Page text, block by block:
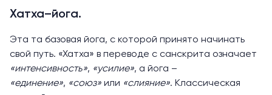
Хатха–йога.
Эта та базовая йога, с которой принято начинать
свой путь. «Хатха» в переводе с санскрита означает
«интенсивность», «усилие», а йога –
«единение», «союз» или «слияние». Классическая